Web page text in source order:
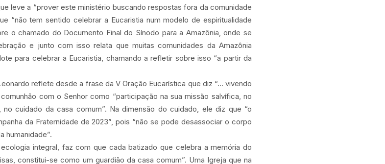
leve a “prover este ministério buscando respostas fora da comunidade
“não tem sentido celebrar a Eucaristia num modelo de espiritualidade
o chamado do Documento Final do Sínodo para a Amazônia, onde se
e junto com isso relata que muitas comunidades da Amazônia
para celebrar a Eucaristia, chamando a refletir sobre isso “a partir da
reflete desde a frase da V Oração Eucarística que diz “... vivendo
com o Senhor como “participação na sua missão salvífica, no
cuidado da casa comum”. Na dimensão do cuidado, ele diz que “o
da Fraternidade de 2023”, pois “não se pode desassociar o corpo
humanidade”.
integral, faz com que cada batizado que celebra a memória do
constitui-se como um guardião da casa comum”. Uma Igreja que na